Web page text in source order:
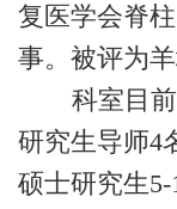
复医学会脊
事。被评为
科室目
研究生导师4
硕士研究生5-